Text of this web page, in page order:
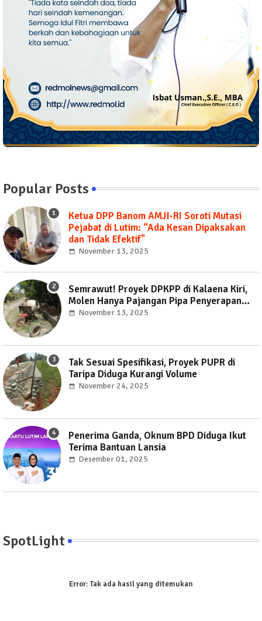
Popular Posts
Ketua DPP Banom AMJI-RI Soroti Mutasi
Pejabat di Lutim: “Ada Kesan Dipaksakan
dan Tidak Efektif"
November 13, 2025
Semrawut! Proyek DPKPP di Kalaena Kiri,
Molen Hanya Pajangan Pipa Penyerapan
Dipasang Sembarangan
November 13, 2025
Tak Sesuai Spesifikasi, Proyek PUPR di
Taripa Diduga Kurangi Volume
November 24, 2025
Penerima Ganda, Oknum BPD Diduga Ikut
Terima Bantuan Lansia
Desember 01, 2025
SpotLight
Error:Tak ada hasil yang ditemukan